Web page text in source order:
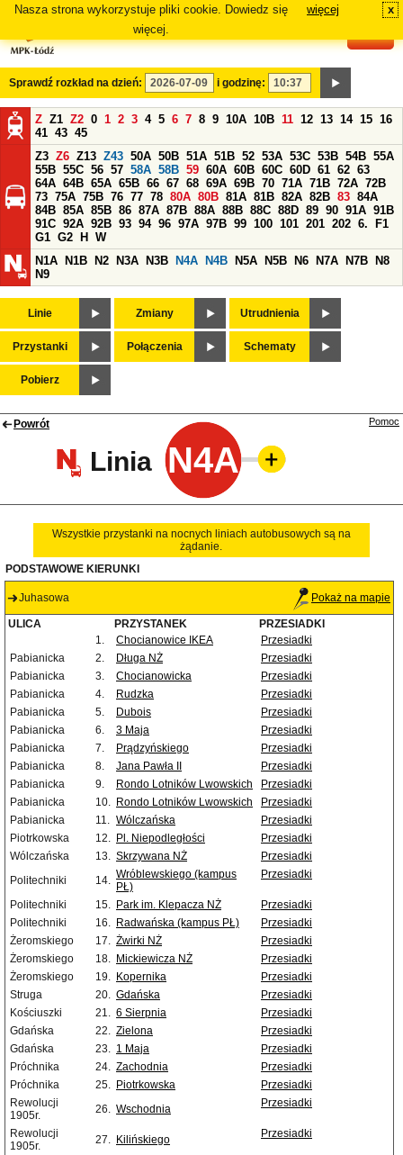
Nasza strona wykorzystuje pliki cookie. Dowiedz się
więcej.
więcej x
Sprawdź rozkład na dzień: i godzinę:
Z Z1 Z2 0 1 2 3 4 5 6 7 8 9 10A 10B 11 12 13 14 15 16
41 43 45
Z3 Z6 Z13 Z43 50A 50B 51A 51B 52 53A 53C 53B 54B 55A
55B 55C 56 57 58A 58B 59 60A 60B 60C 60D 61 62 63
64A 64B 65A 65B 66 67 68 69A 69B 70 71A 71B 72A 72B
73 75A 75B 76 77 78 80A 80B 81A 81B 82A 82B 83 84A
84B 85A 85B 86 87A 87B 88A 88B 88C 88D 89 90 91A 91B
91C 92A 92B 93 94 96 97A 97B 99 100 101 201 202 6.
F1
G1 G2 H
W
N1A
N1B N2 N3A N3B N4A N4B N5A N5B N6 N7A N7B
N8
N9
Linie Zmiany Utrudnienia
Przystanki Połączenia Schematy
Pobierz
Powrót
Linia N4A
Pomoc
Wszystkie przystanki na nocnych liniach autobusowych są na
żądanie.
PODSTAWOWE KIERUNKI
Juhasowa Pokaż na mapie
ULICA PRZYSTANEK
PRZESIADKI
1.
Chocianowice IKEA
Przesiadki
Pabianicka
2. Długa NŻ
Przesiadki
Pabianicka
3. Chocianowicka
Przesiadki
Pabianicka
4. Rudzka
Przesiadki
Pabianicka
5. Dubois
Przesiadki
Pabianicka
6. 3 Maja
Przesiadki
Pabianicka
7. Prądzyńskiego
Przesiadki
Pabianicka
8. Jana Pawła II
Przesiadki
Pabianicka
9. Rondo Lotników Lwowskich
Przesiadki
Pabianicka
10. Rondo Lotników Lwowskich
Przesiadki
Pabianicka
11. Wólczańska
Przesiadki
Piotrkowska
12. Pl. Niepodległości
Przesiadki
Wólczańska
13. Skrzywana NŻ
Przesiadki
Politechniki
14. Wróblewskiego (kampus
PŁ)
Przesiadki
Politechniki 15. Park im. Klepacza NŻ
Przesiadki
Politechniki
16. Radwańska (kampus PŁ)
Przesiadki
Żeromskiego
17. Żwirki NŻ
Przesiadki
Żeromskiego
18. Mickiewicza NŻ
Przesiadki
Żeromskiego
19. Kopernika
Przesiadki
Struga
20. Gdańska
Przesiadki
Kościuszki
21. 6 Sierpnia
Przesiadki
Gdańska
22. Zielona
Przesiadki
Gdańska
23. 1 Maja
Przesiadki
Próchnika
24. Zachodnia
Przesiadki
Próchnika
25. Piotrkowska
Przesiadki
Rewolucji
1905r.
26. Wschodnia Przesiadki
Rewolucji
1905r.
27. Kilińskiego Przesiadki